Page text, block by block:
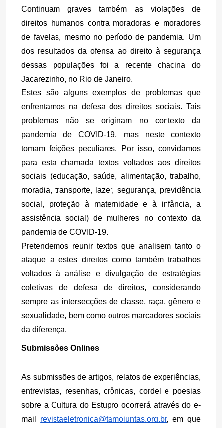
Continuam graves também as violações de
direitos humanos contra moradoras e moradores
de favelas, mesmo no período de pandemia. Um
dos resultados da ofensa ao direito à segurança
dessas populações foi a recente chacina do
Jacarezinho, no Rio de Janeiro.
Estes são alguns exemplos de problemas que
enfrentamos na defesa dos direitos sociais. Tais
problemas não se originam no contexto da
pandemia de COVID-19, mas neste contexto
tomam feições peculiares. Por isso, convidamos
para esta chamada textos voltados aos direitos
sociais (educação, saúde, alimentação, trabalho,
moradia, transporte, lazer, segurança, previdência
social, proteção à maternidade e à infância, a
assistência social) de mulheres no contexto da
pandemia de COVID-19.
Pretendemos reunir textos que analisem tanto o
ataque a estes direitos como também trabalhos
voltados à análise e divulgação de estratégias
coletivas de defesa de direitos, considerando
sempre as intersecções de classe, raça, gênero e
sexualidade, bem como outros marcadores sociais
da diferença.
Submissões Onlines
As submissões de artigos, relatos de experiências,
entrevistas, resenhas, crônicas, cordel e poesias
sobre a Cultura do Estupro ocorrerá através do e-
mail revistaeletronica@tamojuntas.org.br, em que